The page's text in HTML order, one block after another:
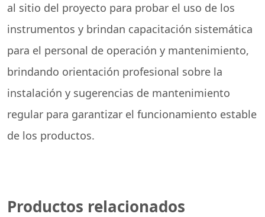
al sitio del proyecto para probar el uso de los
instrumentos y brindan capacitación sistemática
para el personal de operación y mantenimiento,
brindando orientación profesional sobre la
instalación y sugerencias de mantenimiento
regular para garantizar el funcionamiento estable
de los productos.
Productos relacionados